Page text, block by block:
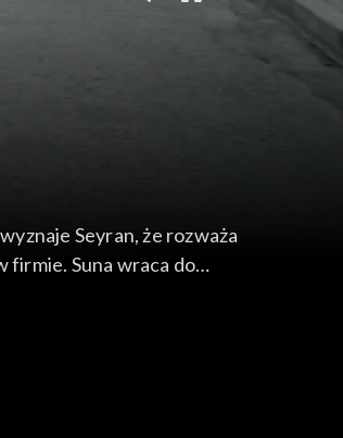
Seyran, że rozważa
firmie. Suna wraca do